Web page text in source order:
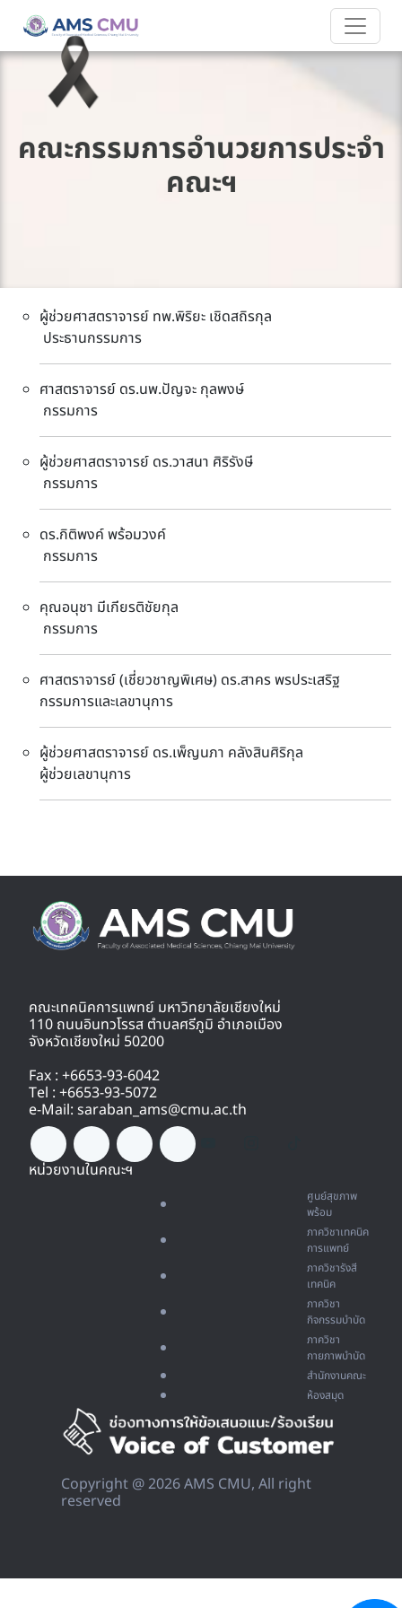
คณะกรรมการอำนวยการประจำ
คณะฯ
ผู้ช่วยศาสตราจารย์ ทพ.พิริยะ เชิดสถิรกุล
ประธานกรรมการ
ศาสตราจารย์ ดร.นพ.ปัญจะ กุลพงษ์
กรรมการ
ผู้ช่วยศาสตราจารย์ ดร.วาสนา ศิริรังษี
กรรมการ
ดร.กิติพงค์ พร้อมวงค์
กรรมการ
คุณอนุชา มีเกียรติชัยกุล
กรรมการ
ศาสตราจารย์ (เชี่ยวชาญพิเศษ) ดร.สาคร พรประเสริฐ
กรรมการและเลขานุการ
ผู้ช่วยศาสตราจารย์ ดร.เพ็ญนภา คลังสินศิริกุล
ผู้ช่วยเลขานุการ
คณะเทคนิคการแพทย์ มหาวิทยาลัยเชียงใหม่
110 ถนนอินทวโรรส ตำบลศรีภูมิ อำเภอเมือง
จังหวัดเชียงใหม่ 50200
Fax : +6653-93-6042
Tel : +6653-93-5072
e-Mail: saraban_ams@cmu.ac.th
หน่วยงานในคณะฯ
ศูนย์สุขภาพ
พร้อม
ภาควิชาเทคนิค
การแพทย์
ภาควิชารังสี
เทคนิค
ภาควิชา
กิจกรรมบำบัด
ภาควิชา
กายภาพบำบัด
สำนักงานคณะ
ห้องสมุด
Copyright @ 2026 AMS CMU, All right
reserved